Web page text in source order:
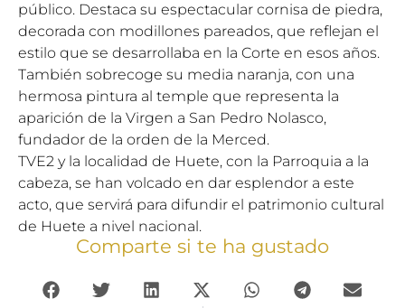
público. Destaca su espectacular cornisa de piedra,
decorada con modillones pareados, que reflejan el
estilo que se desarrollaba en la Corte en esos años.
También sobrecoge su media naranja, con una
hermosa pintura al temple que representa la
aparición de la Virgen a San Pedro Nolasco,
fundador de la orden de la Merced.
TVE2 y la localidad de Huete, con la Parroquia a la
cabeza, se han volcado en dar esplendor a este
acto, que servirá para difundir el patrimonio cultural
de Huete a nivel nacional.
Comparte si te ha gustado